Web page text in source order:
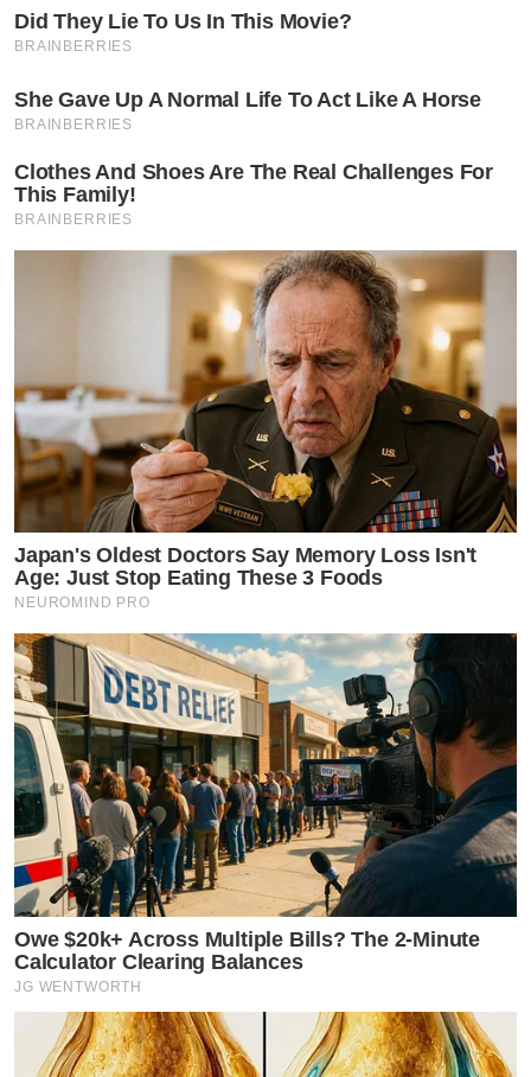
Did They Lie To Us In This Movie?
BRAINBERRIES
She Gave Up A Normal Life To Act Like A Horse
BRAINBERRIES
Clothes And Shoes Are The Real Challenges For
This Family!
BRAINBERRIES
Japan's Oldest Doctors Say Memory Loss Isn't
Age: Just Stop Eating These 3 Foods
NEUROMIND PRO
Owe $20k+ Across Multiple Bills? The 2-Minute
Calculator Clearing Balances
JG WENTWORTH